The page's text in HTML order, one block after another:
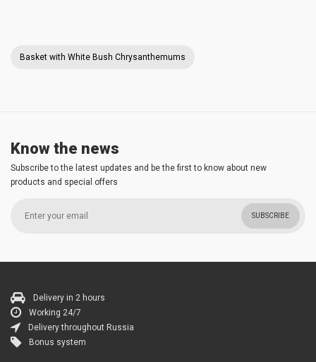
Basket with White Bush Chrysanthemums
Know the news
Subscribe to the latest updates and be the first to know about new
products and special offers
SUBSCRIBE
Delivery in 2 hours
Working 24/7
Delivery throughout Russia
Bonus system